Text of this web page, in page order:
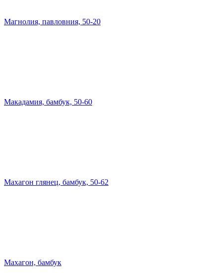
Магнолия, павловния, 50-20
Макадамия, бамбук, 50-60
Махагон глянец, бамбук, 50-62
Махагон, бамбук